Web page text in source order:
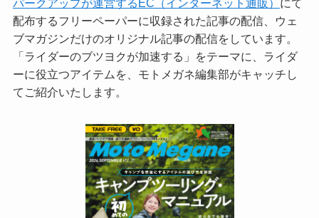
パークアップが運営するEC（インターネット通販） にて
配布するフリーペーパーに収録された記事の配信、ウェ
ブマガジンだけのオリジナル記事の配信をしています。
「ライダーのブツヨクが加速する」をテーマに、ライダ
ーに役立つアイテムを、モトメガネ編集部がキャッチし
てご紹介いたします。